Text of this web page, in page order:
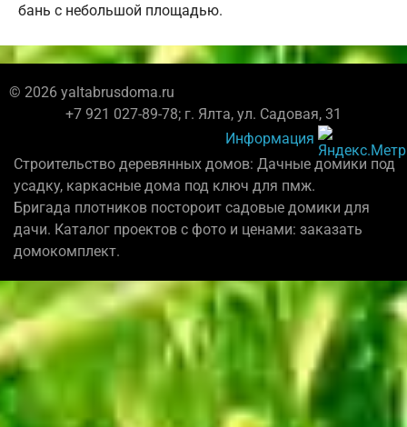
бань с небольшой площадью.
© 2026 yaltabrusdoma.ru
+7 921 027-89-78; г. Ялта, ул. Садовая, 31
Информация
Строительство деревянных домов: Дачные домики под
усадку, каркасные дома под ключ для пмж.
Бригада плотников постороит садовые домики для
дачи. Каталог проектов с фото и ценами: заказать
домокомплект.